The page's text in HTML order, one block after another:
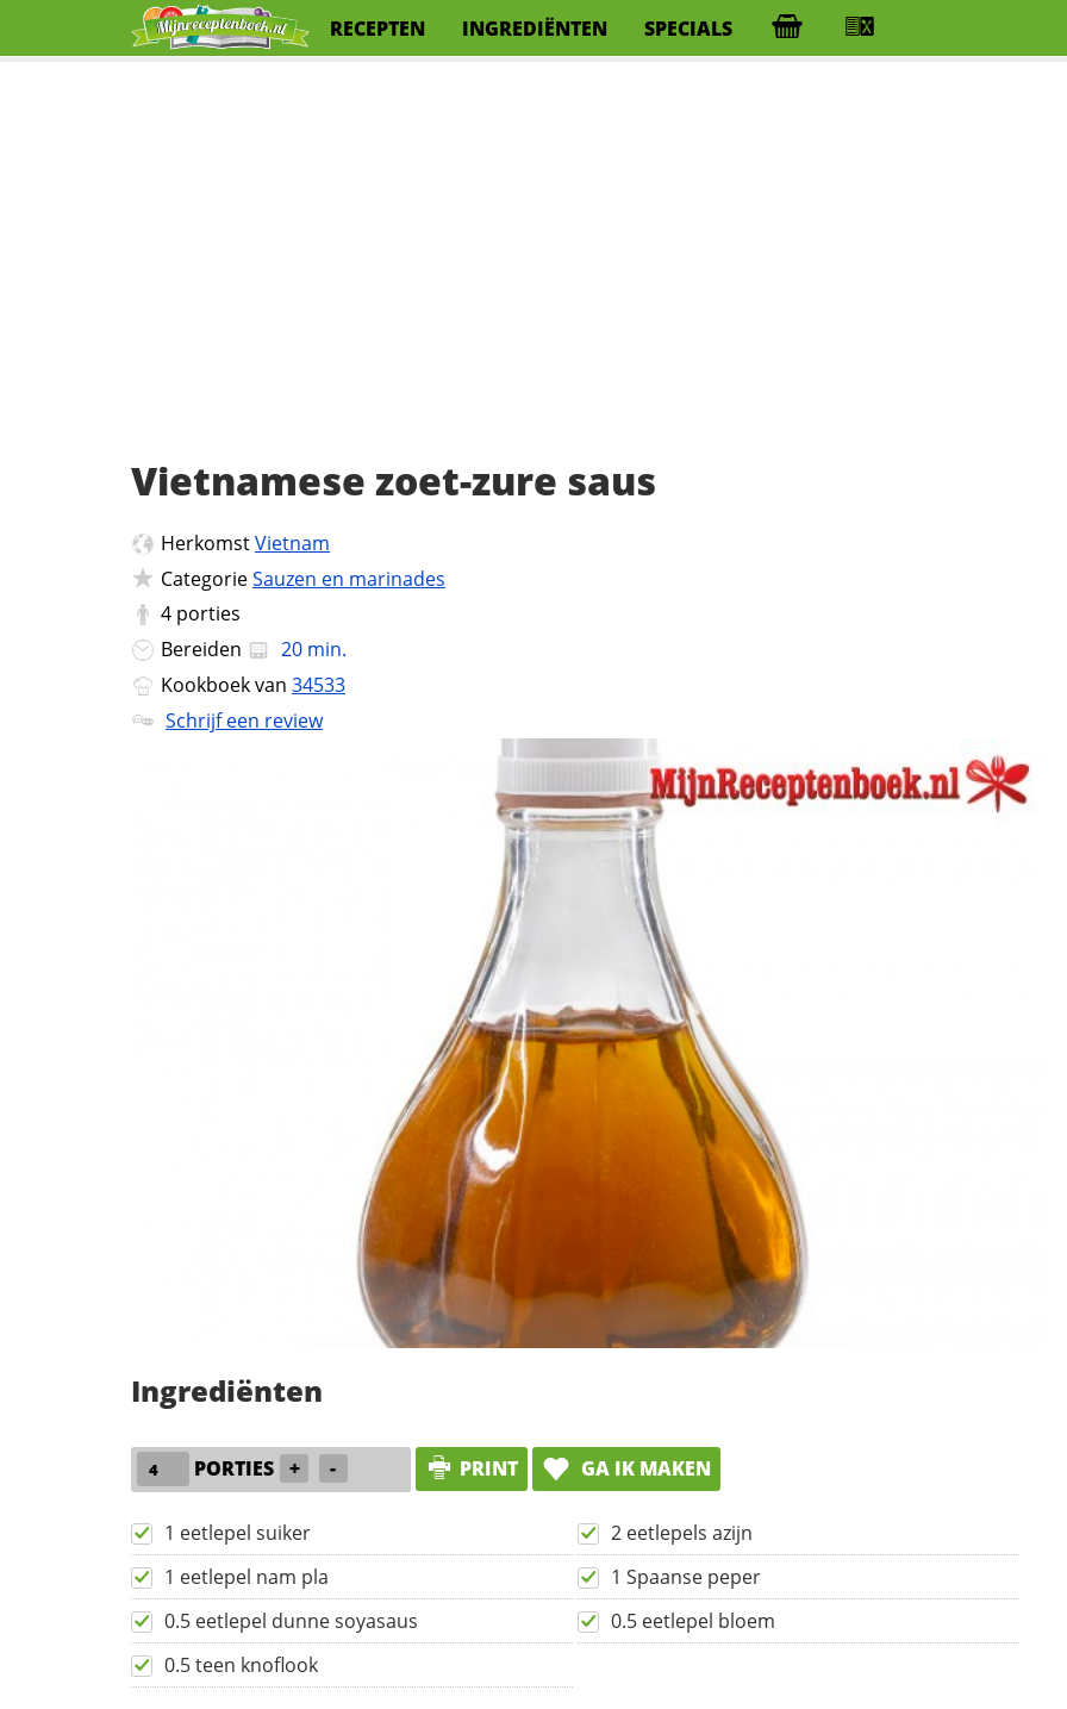
RECEPTEN INGREDIËNTEN SPECIALS
Vietnamese zoet-zure saus
HerkomstVietnam
CategorieSauzen en marinades
4 porties
Bereiden
20 min.
Kookboek van 34533
Schrijf een review
Ingrediënten
PORTIES + - PRINT GA IK MAKEN
1 eetlepel suiker
2 eetlepels azijn
1 eetlepel nam pla
1 Spaanse peper
0.5 eetlepel dunne soyasaus
0.5 eetlepel bloem
0.5 teen knoflook